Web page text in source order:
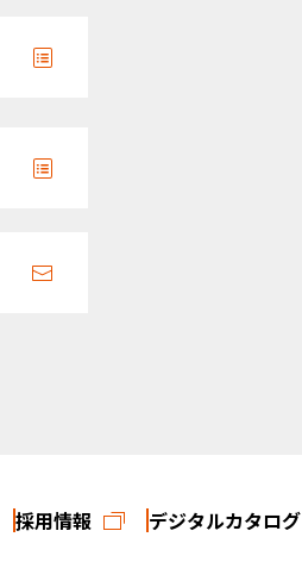
採用情報 デジタルカタログ